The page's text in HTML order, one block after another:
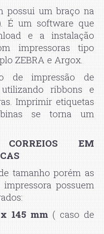
possui um braço na
É um software que
e a instalação
impressoras tipo
ZEBRA e Argox.
de impressão de
ribbons e
Imprimir etiquetas
se torna um
EM
tamanho porém as
possuem
145 mm ( caso de